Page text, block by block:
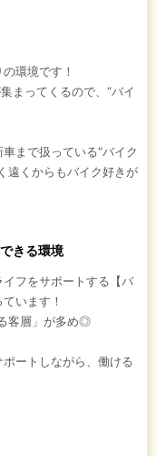
環境です！
まってくるので、“バイ
まで扱っている“バイク
遠くからもバイク好きが
きる環境
フをサポートする【バ
います！
客層」が多め◎
ートしながら、働ける